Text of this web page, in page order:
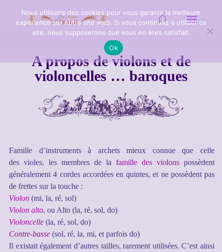
A propos de violons et de
violoncelles … baroques
Famille d’instruments à archets mieux connue que celle
des violes, les membres de la famille des violons possèdent
généralement 4 cordes accordées en quintes, et ne possèdent pas
de frettes sur la touche :
Violon (mi, la, ré, sol)
Violon alto, ou Alto (la, ré, sol, do)
Violoncelle (la, ré, sol, do)
Contre-basse (sol, ré, la, mi, et parfois do)
Il existait également d’autres tailles, rarement utilisées. C’est ainsi
Nous utilisons des cookies pour vous garantir la meilleure
expérience sur notre site web. Si vous continuez à utiliser ce
site, nous supposerons que vous en êtes satisfait.
Ok